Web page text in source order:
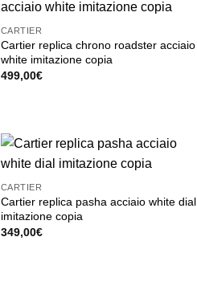
CARTIER
Cartier replica chrono roadster acciaio
white imitazione copia
499,00€
CARTIER
Cartier replica pasha acciaio white dial
imitazione copia
349,00€